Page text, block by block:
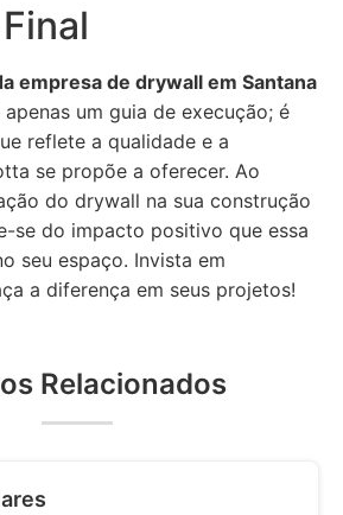
empresa de drywall em Santana
apenas um guia de execução; é
reflete a qualidade e a
se propõe a oferecer. Ao
do drywall na sua construção
se do impacto positivo que essa
seu espaço. Invista em
a diferença em seus projetos!
Relacionados